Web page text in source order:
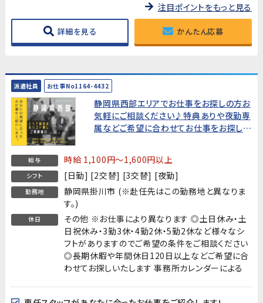
注目ポイントをもっと見る
詳細を見る かんたん応募
派遣社員 お仕事No1164-4432
静岡県西部エリアでお仕事をお探しの方お
気軽にご相談ください♪特典ありや夜勤専
属などご希望に合わせてお仕事をお探しし
給与 時給 1,100円～1,600円以上
シフト [日勤] [2交替] [3交替] [夜勤]
勤務地
静岡県掛川市 (※赴任先はこの勤務地と異なりま
す。)
休日
その他 ※お仕事により異なります ◎土日休み・土
日祝休み・3勤3休・4勤2休・5勤2休など様々なシ
フトがありますのでご希望の条件をご相談ください
◎長期休暇や年間休日120日以上などご希望に合
わせてお探しいたします 事務所カレンダーによる